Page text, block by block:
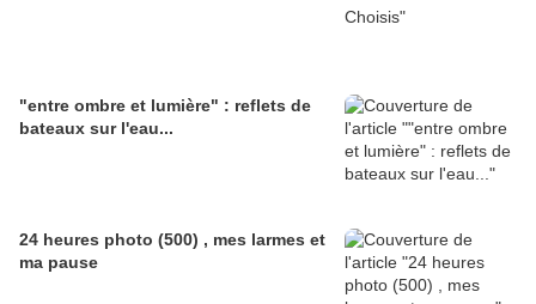
"entre ombre et lumière" : reflets de
bateaux sur l'eau...
24 heures photo (500) , mes larmes et
ma pause